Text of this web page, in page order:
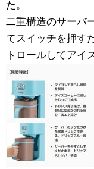
た。
二重構造のサーバ
てスイッチを押す
トロールしてアイ